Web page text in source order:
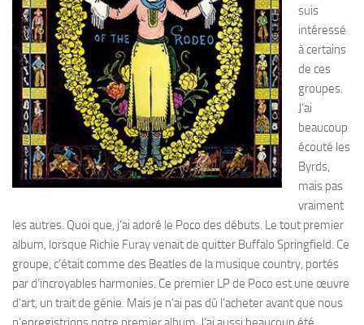
suis
intéressé
à certains
de ces
groupes.
J’ai
beaucoup
écouté les
Byrds,
mais pas
vraiment
les autres. Quoi que, j’ai adoré le Poco des débuts. Le tout premier
album, lorsque Richie Furay venait de quitter Buffalo Springfield. Ce
groupe, c’était comme des Beatles de la musique country, portés
par d’incroyables harmonies. Ce premier LP de Poco est une œuvre
d’art, un trait de génie. Mais je n’ai pas dû l’acheter avant que nous